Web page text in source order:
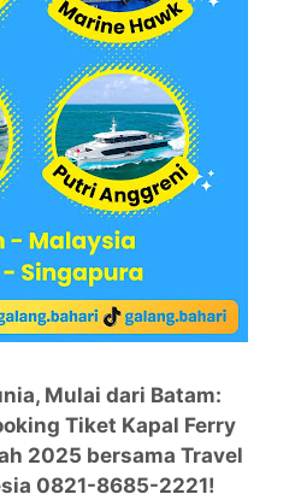
Mulai dari Batam:
Tiket Kapal Ferry
2025 bersama Travel
0821-8685-2221!